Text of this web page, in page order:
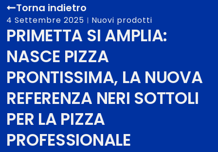
Torna indietro
4 Settembre 2025 Nuovi prodotti
PRIMETTA SI AMPLIA:
NASCE PIZZA
PRONTISSIMA, LA NUOVA
REFERENZA NERI SOTTOLI
PER LA PIZZA
PROFESSIONALE